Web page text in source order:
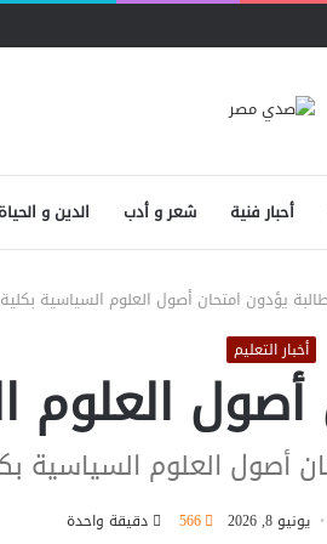
أحبار فنية شعر و أدب الدين و الحياة
أخبار التعليم
يونيو 8, 2026 566 دقيقة واحدة